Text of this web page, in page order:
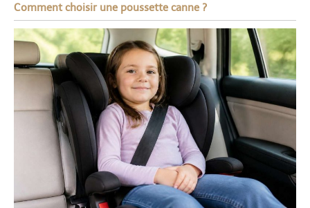
Comment choisir une poussette canne ?